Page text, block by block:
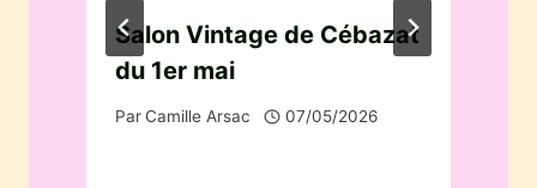
Salon Vintage de Cébazat
du 1er mai
ParCamille Arsac 07/05/2026